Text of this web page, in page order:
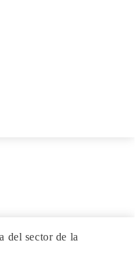
del sector de la